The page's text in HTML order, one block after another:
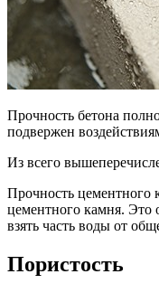
Прочность бетона
подвержен
Из всего
Прочность цементного
цементного камня. Это
взять часть воды от
Пористость